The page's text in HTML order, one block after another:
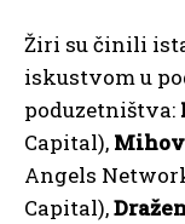
Žiri su činili
iskustvom u
poduzetništva:
Capital),
Angels
Capital),